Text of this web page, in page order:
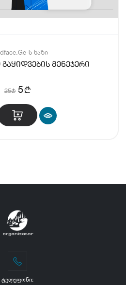
ს ხაზი
მენეჯერი
25b 5b
ᲢᲔᲚᲔᲤᲝᲜᲘ: